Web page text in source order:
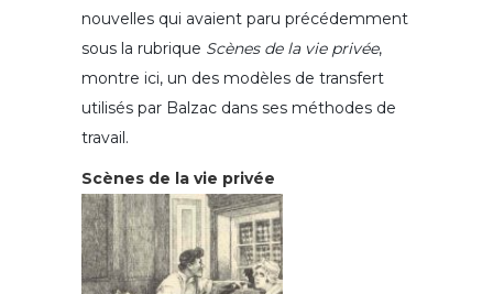
nouvelles qui avaient paru précédemment
sous la rubrique Scènes de la vie privée,
montre ici, un des modèles de transfert
utilisés par Balzac dans ses méthodes de
travail.
Scènes de la vie privée